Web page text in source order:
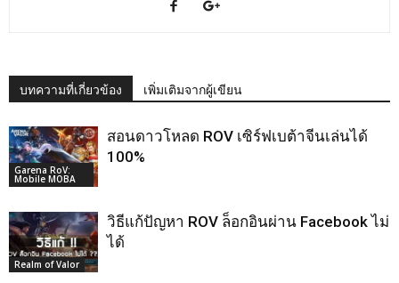
บทความที่เกี่ยวข้อง เพิ่มเติมจากผู้เขียน
Garena RoV:
Mobile MOBA
สอนดาวโหลด ROV เซิร์ฟเบต้าจีนเล่นได้
100%
Realm of Valor
วิธีแก้ปัญหา ROV ล็อกอินผ่าน Facebook ไม่
ได้